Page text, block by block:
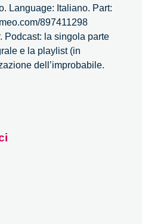
Language: Italiano. Part:
897411298
Podcast: la singola parte
e la playlist (in
dell’improbabile.